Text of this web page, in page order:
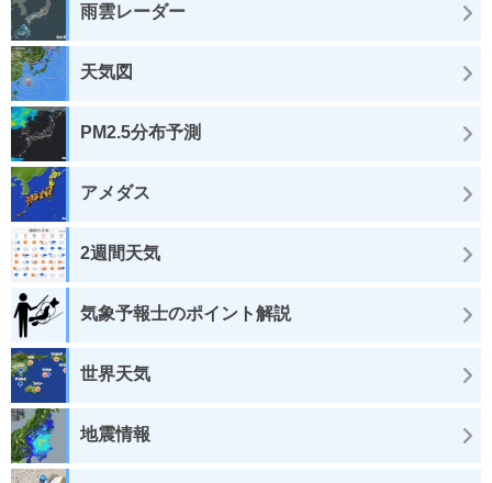
雨雲レーダー
天気図
PM2.5分布予測
アメダス
2週間天気
気象予報士のポイント解説
世界天気
地震情報